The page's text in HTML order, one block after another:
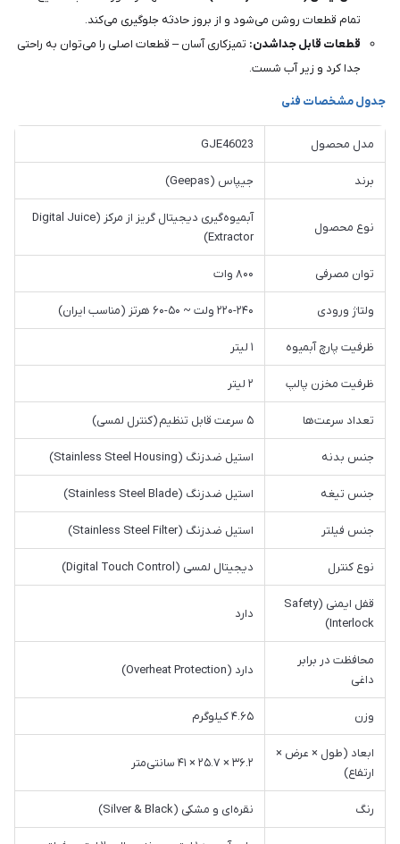
تمام قطعات روشن می‌شود و از بروز حادثه جلوگیری می‌کند.
قطعات قابل جداشدن: تمیزکاری آسان – قطعات اصلی را می‌توان به راحتی
جدا کرد و زیر آب شست.
جدول مشخصات فنی
مدل محصول GJE46023
برند جیپاس (Geepas)
نوع محصول
آبمیوه‌گیری دیجیتال گریز از مرکز (Digital Juice
Extractor)
توان مصرفی ۸۰۰ وات
ولتاژ ورودی ۲۲۰-۲۴۰ ولت ~ ۵۰-۶۰ هرتز (مناسب ایران)
ظرفیت پارچ آبمیوه ۱ لیتر
ظرفیت مخزن پالپ ۲ لیتر
تعداد سرعت‌ها ۵ سرعت قابل تنظیم (کنترل لمسی)
جنس بدنه استیل ضدزنگ (Stainless Steel Housing)
جنس تیغه استیل ضدزنگ (Stainless Steel Blade)
جنس فیلتر استیل ضدزنگ (Stainless Steel Filter)
نوع کنترل دیجیتال لمسی (Digital Touch Control)
قفل ایمنی (Safety
Interlock)
دارد
محافظت در برابر
داغی
دارد (Overheat Protection)
وزن ۴.۶۵ کیلوگرم
ابعاد (طول × عرض ×
ارتفاع)
۳۶.۲ × ۲۵.۷ × ۴۱ سانتی‌متر
رنگ نقره‌ای و مشکی (Silver & Black)